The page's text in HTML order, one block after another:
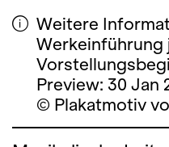
Weitere
Werkeinführung
Preview: 30 Jan
© Plakatmotiv